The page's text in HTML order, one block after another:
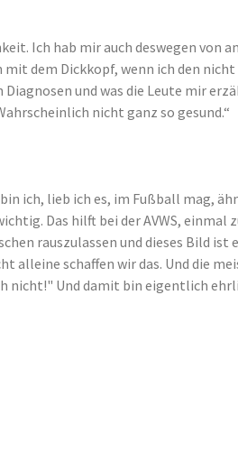
Ich hab mir auch deswegen von
dem Dickkopf, wenn ich den
und was die Leute mir
nicht ganz so gesund.“
ich, lieb ich es, im Fußball mag,
Das hilft bei der AVWS, einmal
rauszulassen und dieses Bild ist
alleine schaffen wir das. Und die
nicht!" Und damit bin eigentlich